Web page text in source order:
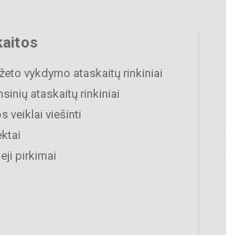
vykdymo ataskaitų rinkiniai
ataskaitų rinkiniai
veiklai viešinti
pirkimai